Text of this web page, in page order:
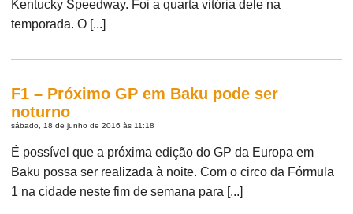
Kentucky Speedway. Foi a quarta vitória dele na
temporada. O [...]
F1 – Próximo GP em Baku pode ser
noturno
sábado, 18 de junho de 2016 às 11:18
É possível que a próxima edição do GP da Europa em
Baku possa ser realizada à noite. Com o circo da Fórmula
1 na cidade neste fim de semana para [...]